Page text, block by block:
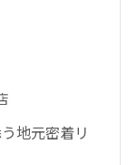
地元密着リ